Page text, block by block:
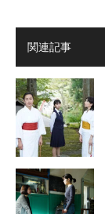
関連記事